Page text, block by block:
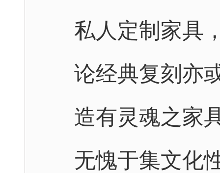
私人定制家具
论经典复刻亦
造有灵魂之家
无愧于集文化